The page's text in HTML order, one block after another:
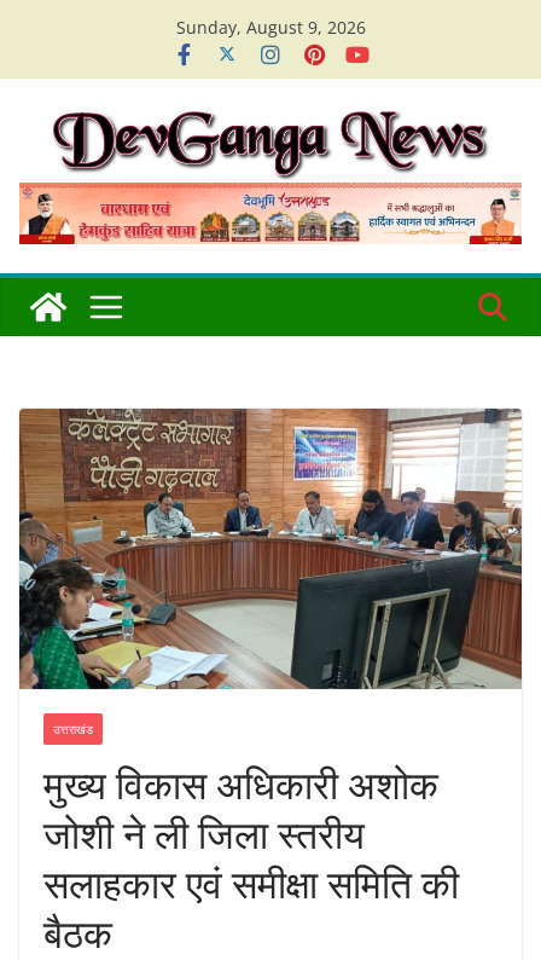
content
Sunday, August 9, 2026
उत्तराखंड
मुख्य विकास अधिकारी अशोक
जोशी ने ली जिला स्तरीय
सलाहकार एवं समीक्षा समिति की
बैठक